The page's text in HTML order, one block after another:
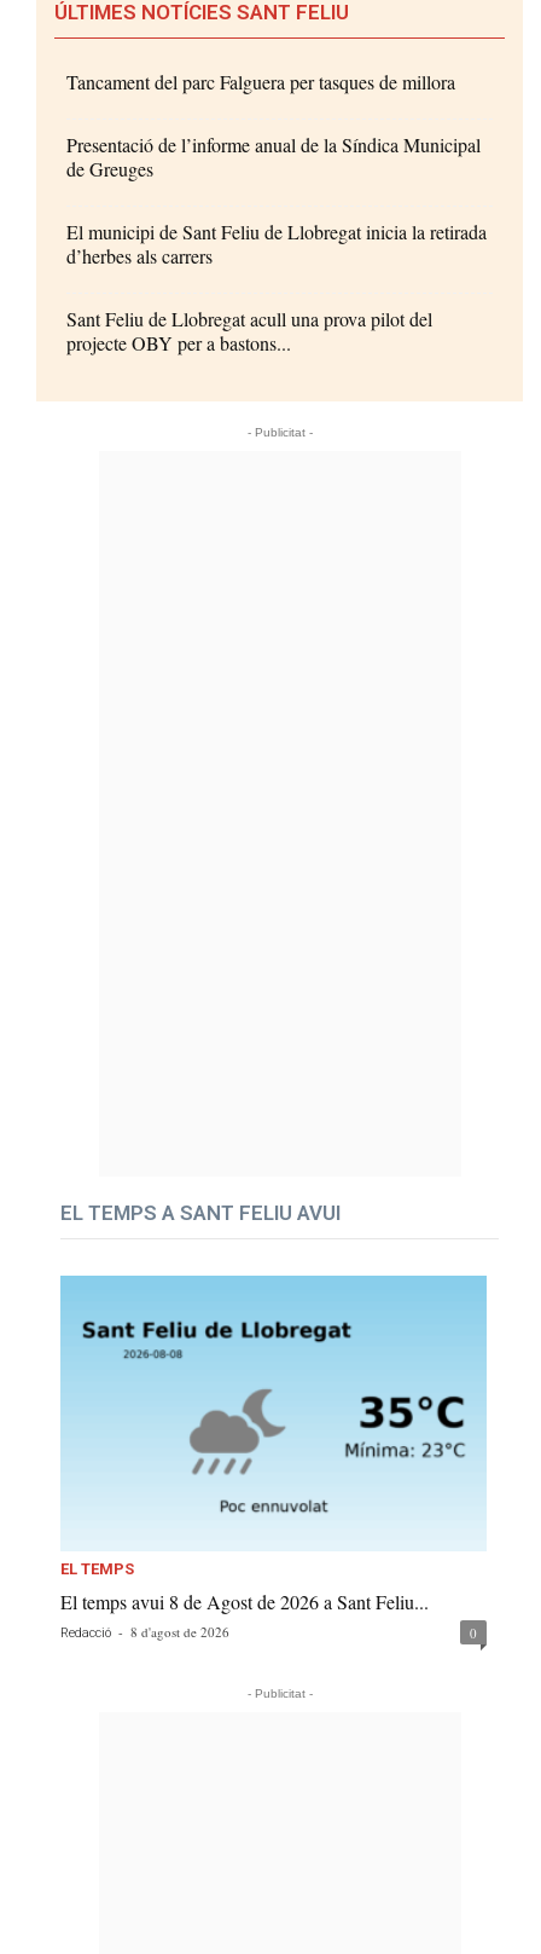
ÚLTIMES NOTÍCIES SANT FELIU
Tancament del parc Falguera per tasques de millora
Presentació de l’informe anual de la Síndica Municipal
de Greuges
El municipi de Sant Feliu de Llobregat inicia la retirada
d’herbes als carrers
Sant Feliu de Llobregat acull una prova pilot del
projecte OBY per a bastons...
- Publicitat -
EL TEMPS A SANT FELIU AVUI
EL TEMPS
El temps avui 8 de Agost de 2026 a Sant Feliu...
Redacció - 8 d'agost de 2026 0
- Publicitat -